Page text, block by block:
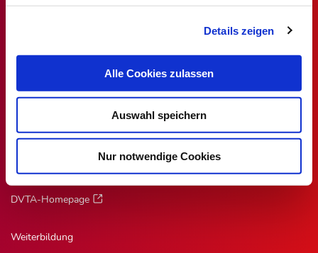
Details zeigen
Alle Cookies zulassen
Auswahl speichern
Nur notwendige Cookies
MTV/VMTA Stellenangebote
DVTA
Rechtsprechstunde
Mitglied werden
DVTA-Homepage
Weiterbildung